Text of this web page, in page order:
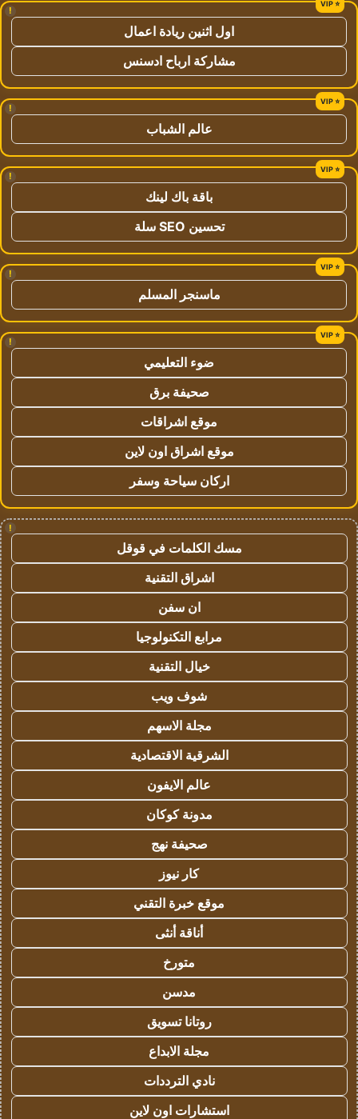
!
اول اثنين ريادة اعمال
مشاركة ارباح ادسنس
!
عالم الشباب
!
باقة باك لينك
تحسين SEO سلة
!
ماسنجر المسلم
!
ضوء التعليمي
صحيفة برق
موقع اشراقات
موقع اشراق اون لاين
اركان سياحة وسفر
!
مسك الكلمات في قوقل
اشراق التقنية
ان سفن
مرابع التكنولوجيا
خيال التقنية
شوف ويب
مجلة الاسهم
الشرقية الاقتصادية
عالم الايفون
مدونة كوكان
صحيفة نهج
كار نيوز
موقع خبرة التقني
أناقة أنثى
متورخ
مدسن
روتانا تسويق
مجلة الابداع
نادي الترددات
استشارات اون لاين